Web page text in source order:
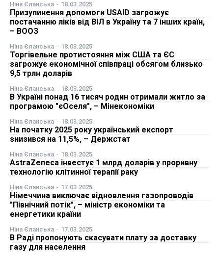
Курс валют
Ми в соц. мережах
Ніна Єланська - 18.03.2025
Призупинення допомоги USAID загрожує
постачанню ліків від ВІЛ в Україну та 7 інших країн,
– ВООЗ
Ніна Єланська - 18.03.2025
Торгівельне протистояння між США та ЄС
загрожує економічної співпраці обсягом близько
9,5 трлн доларів
Ніна Єланська - 18.03.2025
В Україні понад 16 тисяч родин отримали житло за
програмою "єОселя", – Мінекономіки
Ніна Єланська - 18.03.2025
На початку 2025 року український експорт
знизився на 11,5%, – Держстат
Ніна Єланська - 18.03.2025
AstraZeneca інвестує 1 млрд доларів у проривну
технологію клітинної терапії раку
Ніна Єланська - 17.03.2025
Німеччина виключає відновлення газопроводів
"Північний потік", – міністр економіки та
енергетики країни
Ніна Єланська - 17.03.2025
В Раді пропонують скасувати плату за доставку
газу для населення